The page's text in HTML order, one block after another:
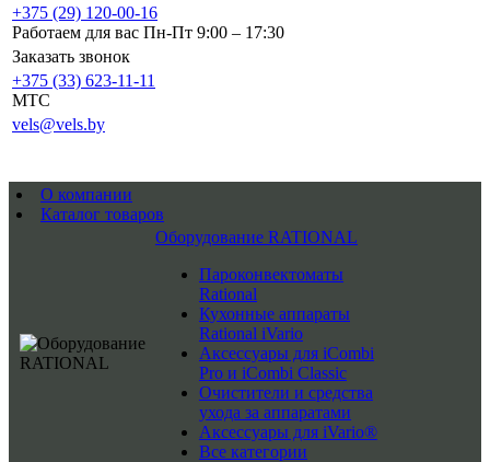
+375 (29) 120-00-16
Работаем для вас Пн-Пт 9:00 – 17:30
Заказать звонок
+375 (33) 623-11-11
MTC
vels@vels.by
О компании
Каталог товаров
Оборудование RATIONAL
Пароконвектоматы
Rational
Кухонные аппараты
Rational iVario
Аксессуары для iCombi
Pro и iCombi Classic
Очистители и средства
ухода за аппаратами
Аксессуары для iVario®
Все категории